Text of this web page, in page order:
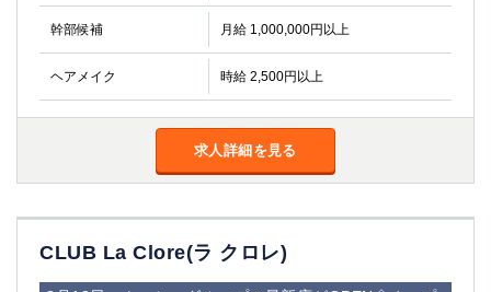
幹部候補 月給 1,000,000円以上
ヘアメイク 時給 2,500円以上
求人詳細を見る
CLUB La Clore(ラ クロレ)